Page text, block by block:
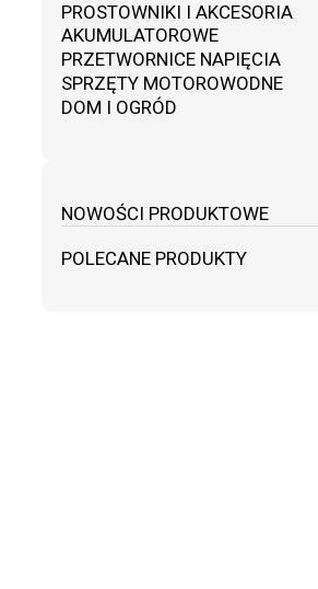
PROSTOWNIKI I AKCESORIA
AKUMULATOROWE
PRZETWORNICE NAPIĘCIA
SPRZĘTY MOTOROWODNE
DOM I OGRÓD
NOWOŚCI PRODUKTOWE
POLECANE PRODUKTY